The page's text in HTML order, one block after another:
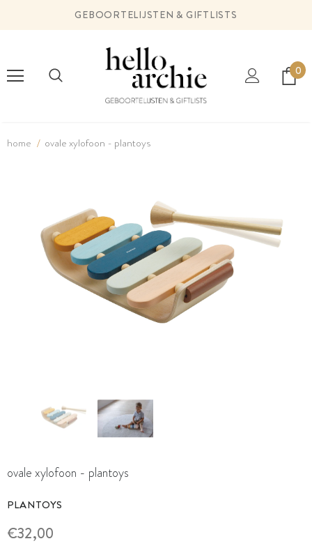
GEBOORTELIJSTEN & GIFTLISTS
0
home ovale xylofoon - plantoys
ovale xylofoon - plantoys
PLANTOYS
€32,00